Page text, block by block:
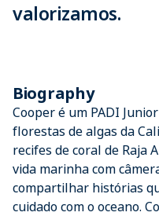
valorizamos.
Biography
Cooper é um PADI
florestas de algas da
recifes de coral de Raja
vida marinha com
compartilhar histórias
cuidado com o oceano.